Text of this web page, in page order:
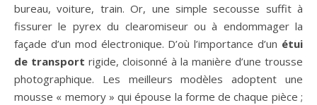
bureau, voiture, train. Or, une simple secousse suffit à
fissurer le pyrex du clearomiseur ou à endommager la
façade d’un mod électronique. D’où l’importance d’un étui
de transport rigide, cloisonné à la manière d’une trousse
photographique. Les meilleurs modèles adoptent une
mousse « memory » qui épouse la forme de chaque pièce ;